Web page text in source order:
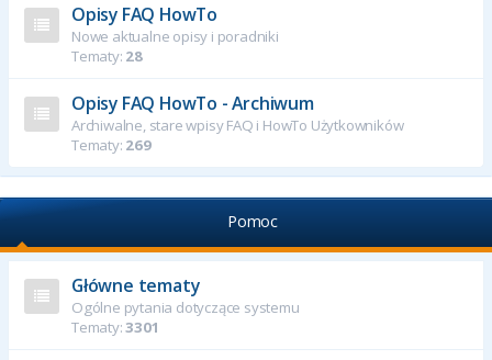
Opisy FAQ HowTo
Nowe aktualne opisy i poradniki
Tematy: 28
Opisy FAQ HowTo - Archiwum
Archiwalne, stare wpisy FAQ i HowTo Użytkowników
Tematy: 269
Pomoc
Główne tematy
Ogólne pytania dotyczące systemu
Tematy:3301